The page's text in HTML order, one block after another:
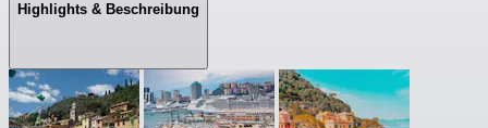
Highlights & Beschreibung